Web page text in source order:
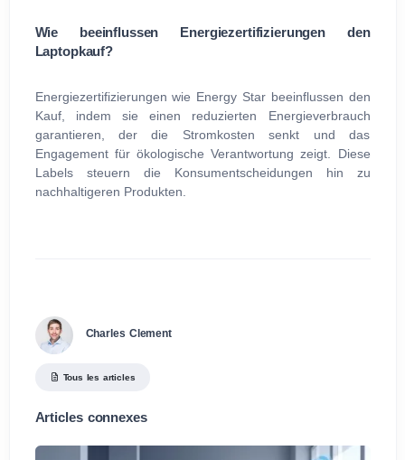
Wie beeinflussen Energiezertifizierungen den
Laptopkauf?
Energiezertifizierungen wie Energy Star beeinflussen den
Kauf, indem sie einen reduzierten Energieverbrauch
garantieren, der die Stromkosten senkt und das
Engagement für ökologische Verantwortung zeigt. Diese
Labels steuern die Konsumentscheidungen hin zu
nachhaltigeren Produkten.
Charles Clement
Tous les articles
Articles connexes